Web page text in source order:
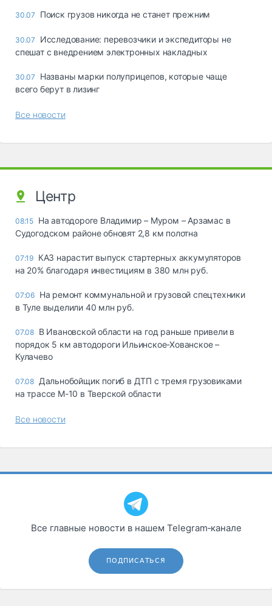
30.07 Поиск грузов никогда не станет прежним
30.07
Исследование: перевозчики и экспедиторы не
спешат с внедрением электронных накладных
30.07
Названы марки полуприцепов, которые чаще
всего берут в лизинг
Все новости
Центр
08:15 На автодороге Владимир – Муром – Арзамас в
Судогодском районе обновят 2,8 км полотна
07:19 КАЗ нарастит выпуск стартерных аккумуляторов
на 20% благодаря инвестициям в 380 млн руб.
07:06 На ремонт коммунальной и грузовой спецтехники
в Туле выделили 40 млн руб.
07.08 В Ивановской области на год раньше привели в
порядок 5 км автодороги Ильинское-Хованское –
Кулачево
07.08 Дальнобойщик погиб в ДТП с тремя грузовиками
на трассе М-10 в Тверской области
Все новости
Все главные новости в нашем Telegram‑канале
ПОДПИСАТЬСЯ